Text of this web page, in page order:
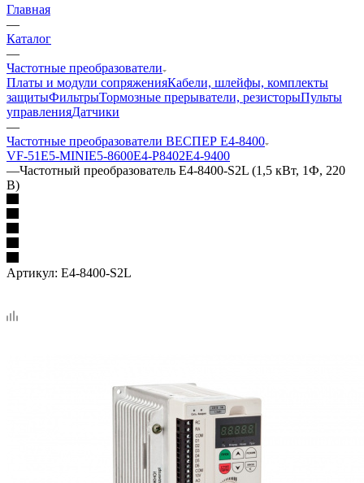
Главная
—
Каталог
—
Частотные преобразователи
Платы и модули сопряженияКабели, шлейфы, комплекты
защитыФильтрыТормозные прерыватели, резисторыПульты
управленияДатчики
—
Частотные преобразователи ВЕСПЕР E4-8400
VF-51E5-MINIЕ5-8600Е4-P8402Е4-9400
—Частотный преобразователь E4-8400-S2L (1,5 кВт, 1Ф, 220
В)
Артикул: E4-8400-S2L